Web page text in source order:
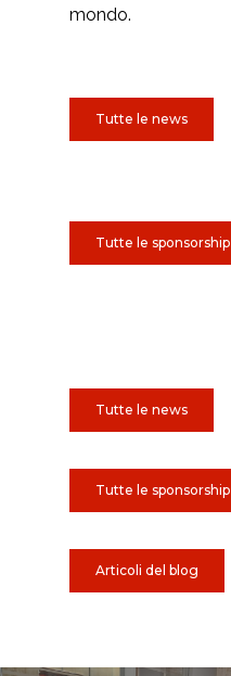
mondo.
Tutte le news
Tutte le sponsorship
Tutte le news
Tutte le sponsorship
Articoli del blog